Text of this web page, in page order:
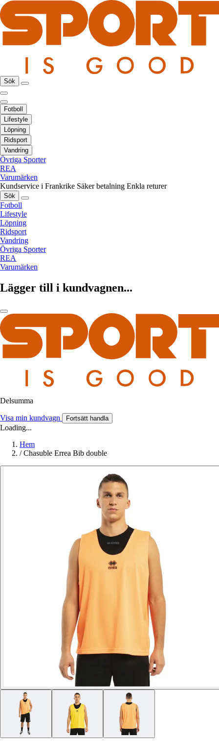
Sök
Fotboll
Lifestyle
Löpning
Ridsport
Vandring
Övriga Sporter
REA
Varumärken
Kundservice i Frankrike Säker betalning Enkla returer
Sök
Fotboll
Lifestyle
Löpning
Ridsport
Vandring
Övriga Sporter
REA
Varumärken
Lägger till i kundvagnen...
Delsumma
Visa min kundvagn Fortsätt handla
Loading...
Hem
/ Chasuble Errea Bib double